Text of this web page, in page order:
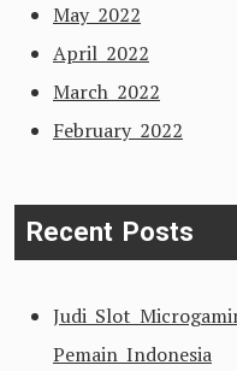
May 2022
April 2022
March 2022
February 2022
Recent Posts
Judi Slot
Pemain Indonesia